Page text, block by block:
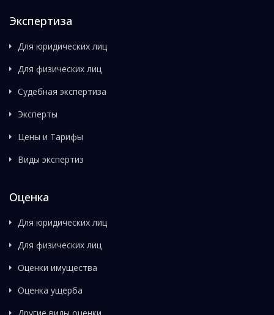
Экспертиза
Для юридических лиц
Для физических лиц
Судебная экспертиза
Эксперты
Цены и Тарифы
Виды экспертиз
Оценка
Для юридических лиц
Для физических лиц
Оценки имущества
Оценка ущерба